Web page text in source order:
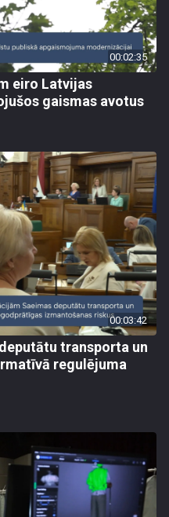
00:02:35
eiro Latvijas
gaismas avotus
00:03:42
transporta un
regulējuma